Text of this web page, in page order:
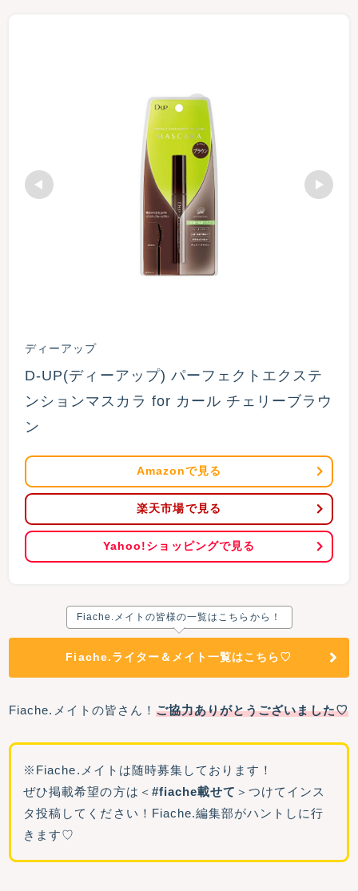
ディーアップ
D-UP(ディーアップ) パーフェクトエクステ
ンションマスカラ for カール チェリーブラウ
ン
Amazonで見る
楽天市場で見る
Yahoo!ショッピングで見る
Fiache.メイトの皆様の一覧はこちらから！
Fiache.ライター＆メイト一覧はこちら♡
Fiache.メイトの皆さん！ ご協力ありがとうございました♡
※Fiache.メイトは随時募集しております！
ぜひ掲載希望の方は＜ #fiache載せて ＞つけてインス
タ投稿してください！Fiache.編集部がハントしに行
きます♡